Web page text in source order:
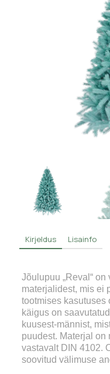
Kirjeldus Lisainfo
Jõulupuu „Reval“
materjalidest, mis ei
tootmises kasutuses
käigus on
kuusest-männist,
puudest. Materjal on
vastavalt DIN 4102.
soovitud välimuse